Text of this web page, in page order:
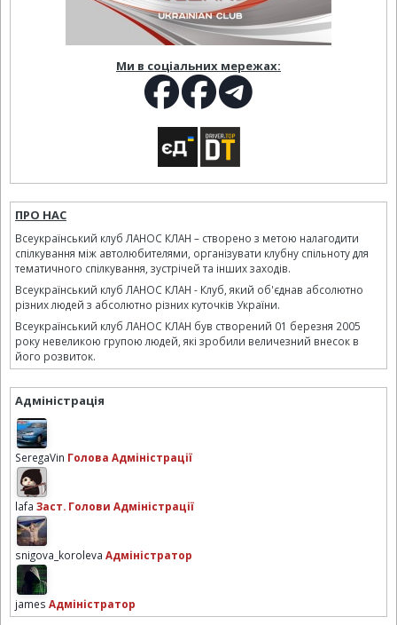
Ми в соціальних мережах:
ПРО НАС
Всеукраїнський клуб ЛАНОС КЛАН – створено з метою налагодити
спілкування між автолюбителями, організувати клубну спільноту для
тематичного спілкування, зустрічей та інших заходів.
Всеукраїнський клуб ЛАНОС КЛАН - Клуб, який об'єднав абсолютно
різних людей з абсолютно різних куточків України.
Всеукраїнський клуб ЛАНОС КЛАН був створений 01 березня 2005
року невеликою групою людей, які зробили величезний внесок в
його розвиток.
Адміністрація
SeregaVin Голова Адміністрації
lafa Заст. Голови Адміністрації
snigova_koroleva Адміністратор
james Адміністратор